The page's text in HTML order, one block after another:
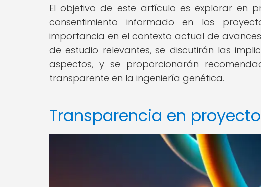
El objetivo de este artículo es explorar en
consentimiento informado en los
importancia en el contexto actual de
de estudio relevantes, se discutirán las
aspectos, y se proporcionarán
transparente en la ingeniería genética.
Transparencia en